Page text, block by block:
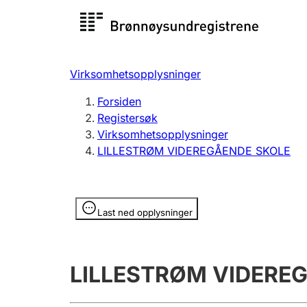
Registersøk
Registrere, endre, slette
Virksomhetsopplysninger
Forsiden
Registersøk
Virksomhetsopplysninger
LILLESTRØM VIDEREGÅENDE SKOLE
Last ned opplysninger
Opplysninger er skjult
LILLESTRØM